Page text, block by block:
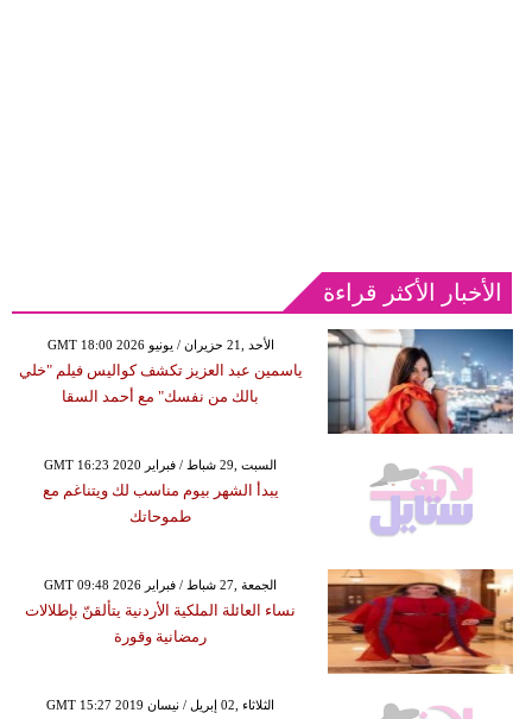
الأخبار الأكثر قراءة
GMT 18:00 2026 الأحد ,21 حزيران / يونيو
ياسمين عبد العزيز تكشف كواليس فيلم "خلي
بالك من نفسك" مع أحمد السقا
GMT 16:23 2020 السبت ,29 شباط / فبراير
يبدأ الشهر بيوم مناسب لك ويتناغم مع
طموحاتك
GMT 09:48 2026 الجمعة ,27 شباط / فبراير
نساء العائلة الملكية الأردنية يتألقنّ بإطلالات
رمضانية وقورة
GMT 15:27 2019 الثلاثاء ,02 إبريل / نيسان